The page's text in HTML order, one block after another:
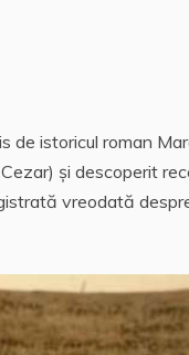
istoricul roman
şi descoperit
vreodată